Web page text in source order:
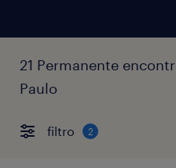
21 Permanente
Paulo
filtro 2